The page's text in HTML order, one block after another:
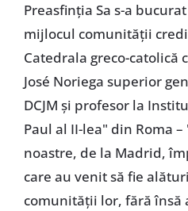
Preasfinția Sa s-a
mijlocul comunității
Catedrala greco-catolică
José Noriega superior
DCJM și profesor la
Paul al II-lea" din Roma
noastre, de la Madrid,
care au venit să fie
comunității lor, fără însă